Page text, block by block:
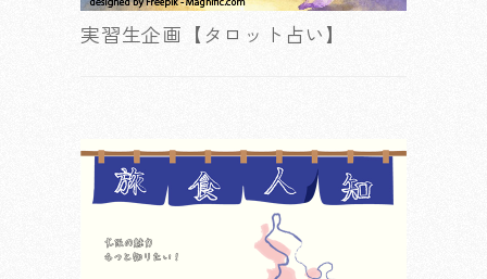
実習生企画【タロット占い】